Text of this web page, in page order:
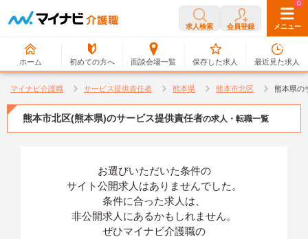
求人検索 会員登録 メニュー
ホーム 初めての方へ 面談会場一覧
0
保存した求人
0
最近見た求人
マイナビ介護職 サービス提供責任者 熊本県 熊本市北区 熊本県の
熊本市北区(熊本県)のサービス提供責任者の求人・転職一覧
お選びいただいた条件の
サイト公開求人はありませんでした。
条件に合った求人は、
非公開求人にあるかもしれません。
ぜひマイナビ介護職の